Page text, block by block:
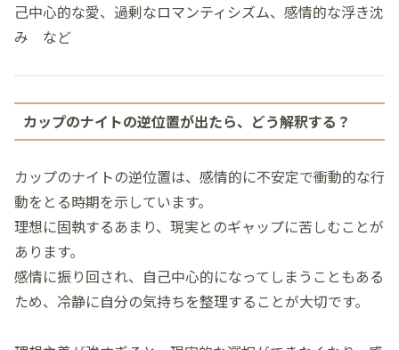
己中心的な愛、過剰なロマンティシズム、感情的な浮き沈
み など
カップのナイトの逆位置が出たら、どう解釈する？
カップのナイトの逆位置は、感情的に不安定で衝動的な行
動をとる時期を示しています。
理想に固執するあまり、現実とのギャップに苦しむことが
あります。
感情に振り回され、自己中心的になってしまうこともある
ため、冷静に自分の気持ちを整理することが大切です。